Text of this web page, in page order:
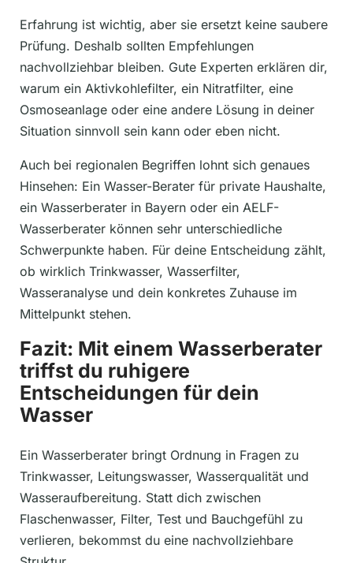
Erfahrung ist wichtig, aber sie ersetzt keine saubere
Prüfung. Deshalb sollten Empfehlungen
nachvollziehbar bleiben. Gute Experten erklären dir,
warum ein Aktivkohlefilter, ein Nitratfilter, eine
Osmoseanlage oder eine andere Lösung in deiner
Situation sinnvoll sein kann oder eben nicht.
Auch bei regionalen Begriffen lohnt sich genaues
Hinsehen: Ein Wasser-Berater für private Haushalte,
ein Wasserberater in Bayern oder ein AELF-
Wasserberater können sehr unterschiedliche
Schwerpunkte haben. Für deine Entscheidung zählt,
ob wirklich Trinkwasser, Wasserfilter,
Wasseranalyse und dein konkretes Zuhause im
Mittelpunkt stehen.
Fazit: Mit einem Wasserberater
triffst du ruhigere
Entscheidungen für dein
Wasser
Ein Wasserberater bringt Ordnung in Fragen zu
Trinkwasser, Leitungswasser, Wasserqualität und
Wasseraufbereitung. Statt dich zwischen
Flaschenwasser, Filter, Test und Bauchgefühl zu
verlieren, bekommst du eine nachvollziehbare